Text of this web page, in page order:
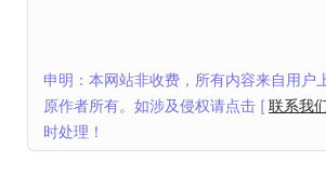
申明：本网站非收费，所有内容来自用户
原作者所有。如涉及侵权请点击 [ 联系我
时处理！